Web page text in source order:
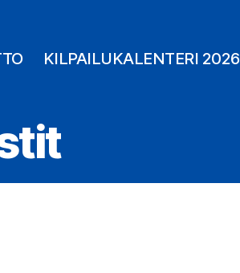
KILPAILUKALENTERI 2026